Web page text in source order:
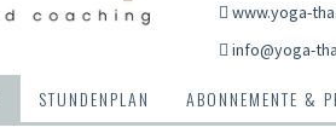
www.yoga-
info@yoga-
STUNDENPLAN ABONNEMENTE &